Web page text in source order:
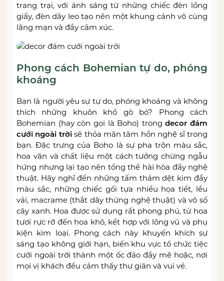
trang trại, với ánh sáng từ những chiếc đèn lồng
giấy, đèn dây leo tạo nên một khung cảnh vô cùng
lãng mạn và đầy cảm xúc.
Phong cách Bohemian tự do, phóng
khoáng
Bạn là người yêu sự tự do, phóng khoáng và không
thích những khuôn khổ gò bó? Phong cách
Bohemian (hay còn gọi là Boho) trong decor đám
cưới ngoài trờisẽ thỏa mãn tâm hồn nghệ sĩ trong
bạn. Đặc trưng của Boho là sự pha trộn màu sắc,
hoa văn và chất liệu một cách tưởng chừng ngẫu
hứng nhưng lại tạo nên tổng thể hài hòa đầy nghệ
thuật. Hãy nghĩ đến những tấm thảm dệt kim đầy
màu sắc, những chiếc gối tựa nhiều họa tiết, lều
vải, macrame (thắt dây thừng nghệ thuật) và vô số
cây xanh. Hoa được sử dụng rất phong phú, từ hoa
tươi rực rỡ đến hoa khô, kết hợp với lông vũ và phụ
kiện kim loại. Phong cách này khuyến khích sự
sáng tạo không giới hạn, biến khu vực tổ chức tiệc
cưới ngoài trời thành một ốc đảo đầy mê hoặc, nơi
mọi vị khách đều cảm thấy thư giãn và vui vẻ.